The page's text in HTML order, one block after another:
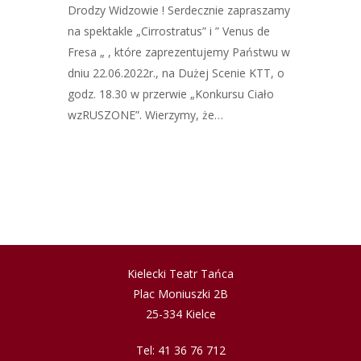
Drodzy Widzowie ! Serdecznie zapraszamy
na spektakle „Cirrostratus” i ” Venus de
Fresa „ , które zaprezentujemy Państwu w
dniu 22.06.2022r., na Dużej Scenie KTT, o
godz. 18.30 w przerwie „Konkursu Ciało
wzRUSZONE”. Wierzymy, że…
Kielecki Teatr Tańca
Plac Moniuszki 2B
25-334 Kielce
Tel: 41 36 76 712